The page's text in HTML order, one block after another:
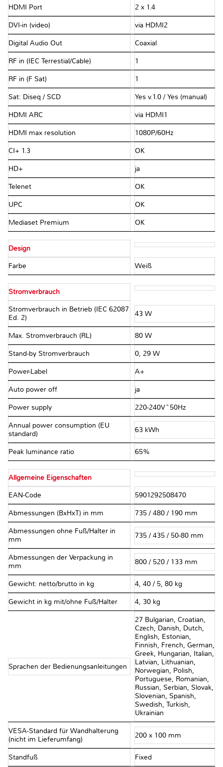
HDMI Port 2 x 1.4
DVI-in (video) via HDMI2
Digital Audio Out Coaxial
RF in (IEC Terrestial/Cable) 1
RF in (F Sat) 1
Sat: Diseq / SCD Yes v.1.0 / Yes (manual)
HDMI ARC via HDMI1
HDMI max resolution 1080P/60Hz
CI+ 1.3 OK
HD+ ja
Telenet OK
UPC OK
Mediaset Premium OK
Design
Farbe Weiß
Stromverbrauch
Stromverbrauch in Betrieb (IEC 62087
Ed. 2)
43 W
Max. Stromverbrauch (RL) 80 W
Stand-by Stromverbrauch 0, 29 W
Power-Label A+
Auto power off ja
Power supply 220-240V~50Hz
Annual power consumption (EU
standard)
63 kWh
Peak luminance ratio 65%
Allgemeine Eigenschaften
EAN-Code 5901292508470
Abmessungen (BxHxT) in mm 735 / 480 / 190 mm
Abmessungen ohne Fuß/Halter in
mm
735 / 435 / 50-80 mm
Abmessungen der Verpackung in
mm
800 / 520 / 133 mm
Gewicht: netto/brutto in kg 4, 40 / 5, 80 kg
Gewicht in kg mit/ohne Fuß/Halter 4, 30 kg
Sprachen der Bedienungsanleitungen
27 Bulgarian, Croatian,
Czech, Danish, Dutch,
English, Estonian,
Finnish, French, German,
Greek, Hungarian, Italian,
Latvian, Lithuanian,
Norwegian, Polish,
Portuguese, Romanian,
Russian, Serbian, Slovak,
Slovenian, Spanish,
Swedish, Turkish,
Ukrainian
VESA-Standard für Wandhalterung
(nicht im Lieferumfang)
200 x 100 mm
Standfuß Fixed